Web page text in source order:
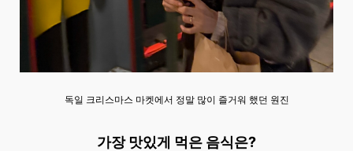
독일 크리스마스 마켓에서 정말 많이 즐거워 했던 원진
가장 맛있게 먹은 음식은?